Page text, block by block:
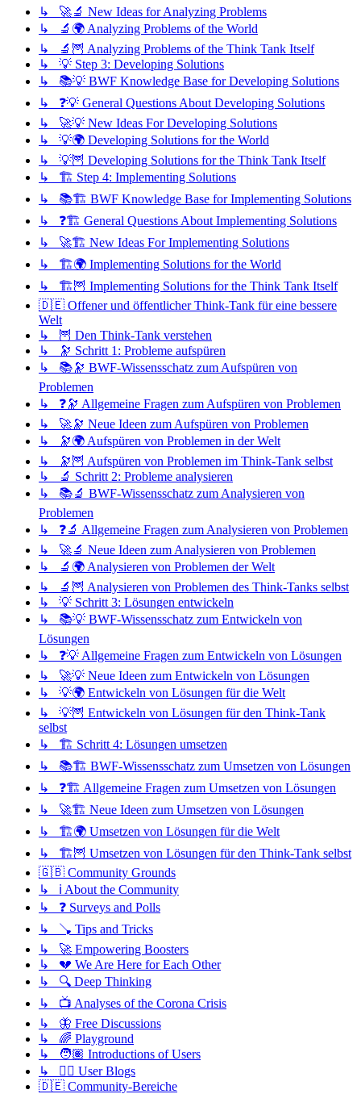
↳ 🚀🔬 New Ideas for Analyzing Problems
↳ 🔬🌍 Analyzing Problems of the World
↳ 🔬🦉 Analyzing Problems of the Think Tank Itself
↳ 💡 Step 3: Developing Solutions
↳ 📚💡 BWF Knowledge Base for Developing Solutions
↳ ❓💡 General Questions About Developing Solutions
↳ 🚀💡 New Ideas For Developing Solutions
↳ 💡🌍 Developing Solutions for the World
↳ 💡🦉 Developing Solutions for the Think Tank Itself
↳ 🏗️ Step 4: Implementing Solutions
↳ 📚🏗️ BWF Knowledge Base for Implementing Solutions
↳ ❓🏗️ General Questions About Implementing Solutions
↳ 🚀🏗️ New Ideas For Implementing Solutions
↳ 🏗️🌍 Implementing Solutions for the World
↳ 🏗️🦉 Implementing Solutions for the Think Tank Itself
🇩🇪 Offener und öffentlicher Think-Tank für eine bessere
Welt
↳ 🦉 Den Think-Tank verstehen
↳ 🔭 Schritt 1: Probleme aufspüren
↳ 📚🔭 BWF-Wissensschatz zum Aufspüren von
Problemen
↳ ❓🔭 Allgemeine Fragen zum Aufspüren von Problemen
↳ 🚀🔭 Neue Ideen zum Aufspüren von Problemen
↳ 🔭🌍 Aufspüren von Problemen in der Welt
↳ 🔭🦉 Aufspüren von Problemen im Think-Tank selbst
↳ 🔬 Schritt 2: Probleme analysieren
↳ 📚🔬 BWF-Wissensschatz zum Analysieren von
Problemen
↳ ❓🔬 Allgemeine Fragen zum Analysieren von Problemen
↳ 🚀🔬 Neue Ideen zum Analysieren von Problemen
↳ 🔬🌍 Analysieren von Problemen der Welt
↳ 🔬🦉 Analysieren von Problemen des Think-Tanks selbst
↳ 💡 Schritt 3: Lösungen entwickeln
↳ 📚💡 BWF-Wissensschatz zum Entwickeln von
Lösungen
↳ ❓💡 Allgemeine Fragen zum Entwickeln von Lösungen
↳ 🚀💡 Neue Ideen zum Entwickeln von Lösungen
↳ 💡🌍 Entwickeln von Lösungen für die Welt
↳ 💡🦉 Entwickeln von Lösungen für den Think-Tank
selbst
↳ 🏗️ Schritt 4: Lösungen umsetzen
↳ 📚🏗️ BWF-Wissensschatz zum Umsetzen von Lösungen
↳ ❓🏗️ Allgemeine Fragen zum Umsetzen von Lösungen
↳ 🚀🏗️ Neue Ideen zum Umsetzen von Lösungen
↳ 🏗️🌍 Umsetzen von Lösungen für die Welt
↳ 🏗️🦉 Umsetzen von Lösungen für den Think-Tank selbst
🇬🇧 Community Grounds
↳ ℹ️ About the Community
↳ ❓ Surveys and Polls
↳ 🪠 Tips and Tricks
↳ 🚀 Empowering Boosters
↳ 💔 We Are Here for Each Other
↳ 🔍 Deep Thinking
↳ 📺 Analyses of the Corona Crisis
↳ 🦋 Free Discussions
↳ 🌈 Playground
↳ 🧑🏽 Introductions of Users
↳ ✍🏽 User Blogs
🇩🇪 Community-Bereiche